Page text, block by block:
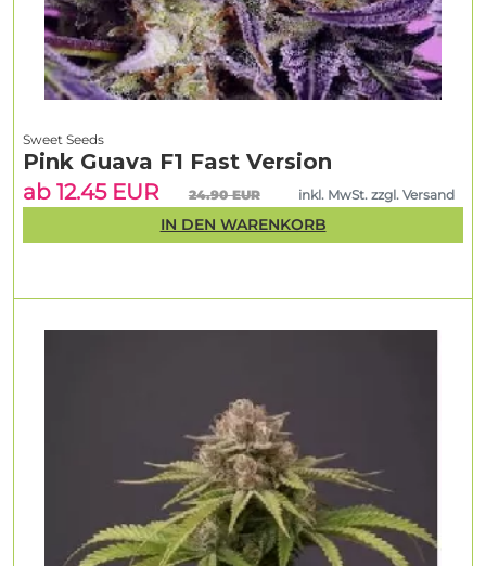
Sweet Seeds
Pink Guava F1 Fast Version
ab 12.45 EUR
24.90 EUR inkl. MwSt. zzgl. Versand
IN DEN WARENKORB